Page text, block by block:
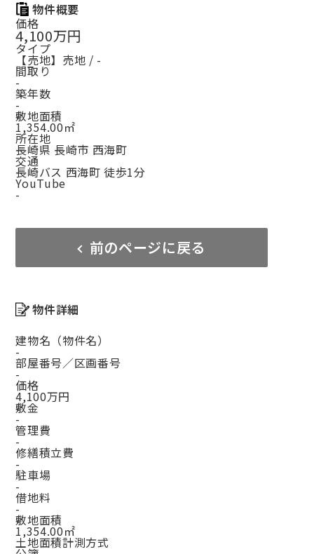
物件概要
価格
4,100万円
タイプ
【売地】売地 / -
間取り
-
築年数
-
敷地面積
1,354.00㎡
所在地
長崎県 長崎市 西海町
交通
長崎バス 西海町 徒歩1分
YouTube
-
前のページに戻る
物件詳細
建物名（物件名）
-
部屋番号／区画番号
-
価格
4,100万円
敷金
-
管理費
-
修繕積立費
-
駐車場
-
借地料
-
敷地面積
1,354.00㎡
土地面積計測方式